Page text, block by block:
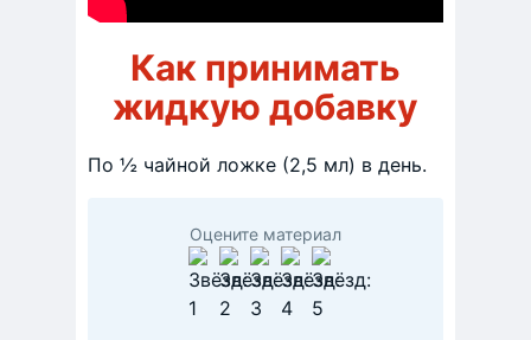
Как принимать
жидкую добавку
По ½ чайной ложке (2,5 мл) в день.
Оцените материал